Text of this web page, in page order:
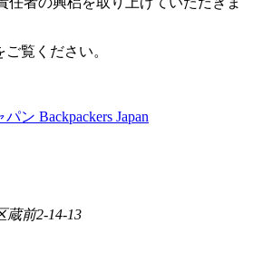
ご覧ください。
蔵前2-14-13